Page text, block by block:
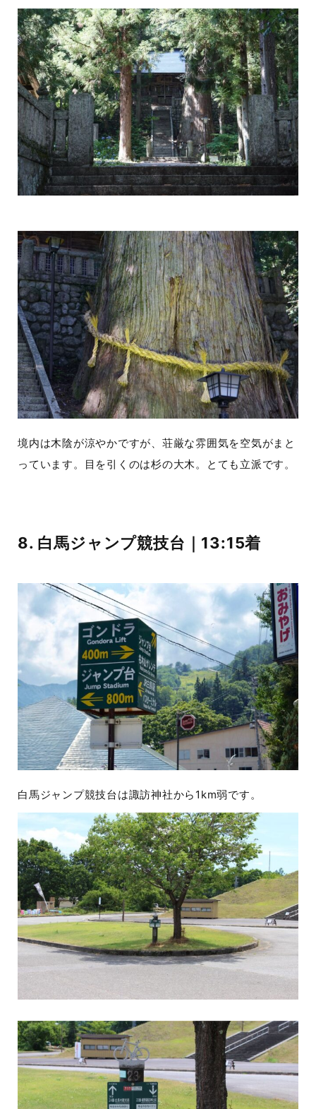
境内は木陰が涼やかですが、荘厳な雰囲気を空気がまと
っています。目を引くのは杉の大木。とても立派です。
8. 白馬ジャンプ競技台｜13:15着
白馬ジャンプ競技台は諏訪神社から1km弱です。